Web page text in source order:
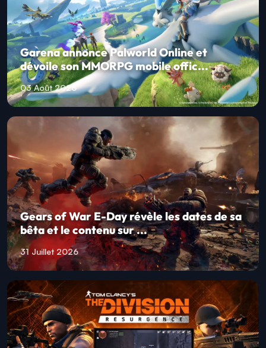
Garena annonce Palworld Online et
dévoile son MMORPG mobile offic...
03 Août 2026
Gears of War E-Day révèle les dates de sa
bêta et le contenu sur ...
31 Juillet 2026